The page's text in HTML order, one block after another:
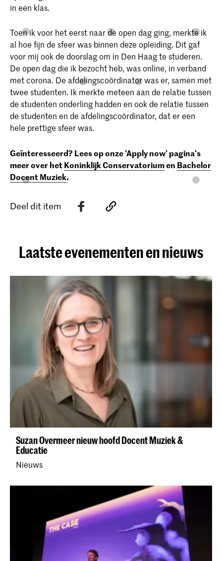
in een klas.
Toen ik voor het eerst naar de open dag ging, merkte ik
al hoe fijn de sfeer was binnen deze opleiding. Dit gaf
voor mij ook de doorslag om in Den Haag te studeren.
De open dag die ik bezocht heb, was online, in verband
met corona. De afdelingscoördinator was er, samen met
twee studenten. Ik merkte meteen aan de relatie tussen
de studenten onderling hadden en ook de relatie tussen
de studenten en de afdelingscoördinator, dat er een
hele prettige sfeer was.
Geïnteresseerd? Leesop onze 'Apply now' pagina's
meer over het Koninklijk Conservatoriumen Bachelor
Docent Muziek.
Deel dit item
Laatste evenementen en nieuws
Suzan Overmeer nieuw hoofd Docent Muziek &
Educatie
Nieuws